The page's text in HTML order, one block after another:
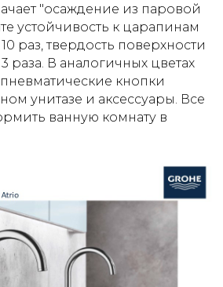
"осаждение из паровой
устойчивость к царапинам
раз, твердость поверхности
раза. В аналогичных цветах
кнопки
унитазе и аксессуары. Все
ванную комнату в